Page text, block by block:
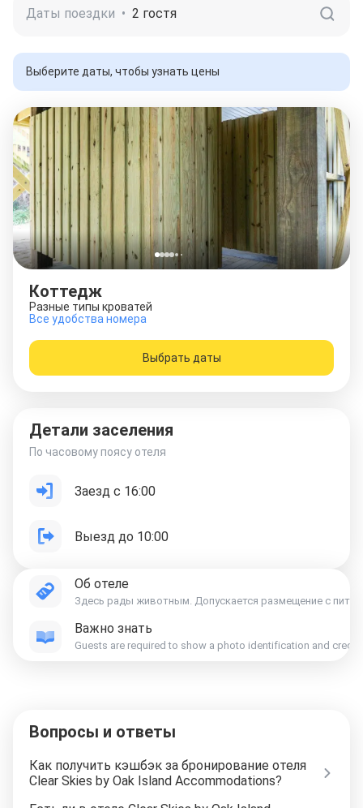
Даты поездки • 2 гостя
Выберите даты, чтобы узнать цены
Коттедж
Разные типы кроватей
Все удобства номера
Выбрать даты
Детали заселения
По часовому поясу отеля
Заезд с 16:00
Выезд до 10:00
Об отеле
Здесь рады животным. Допускается размещение с
Важно знать
Guests are required to show a photo identification and
Вопросы и ответы
Как получить кэшбэк за бронирование отеля
Clear Skies by Oak Island Accommodations?